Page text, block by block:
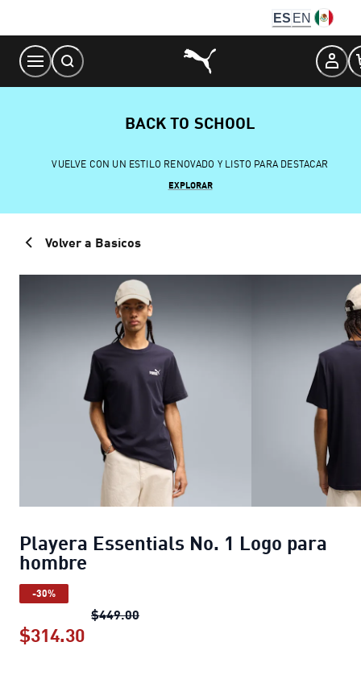
Content
ES EN
BACK TO SCHOOL
VUELVE CON UN ESTILO RENOVADO Y LISTO PARA DESTACAR
EXPLORAR
Volver a Basicos
Playera Essentials No. 1 Logo para
hombre
-30%
$449.00Playera Essentials No. 1 Logo para
$314.30